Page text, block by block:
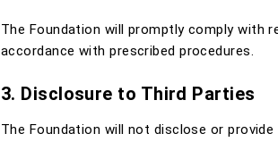
The Foundation will promptly comply with
accordance with prescribed procedures.
3. Disclosure to Third Parties
The Foundation will not disclose or